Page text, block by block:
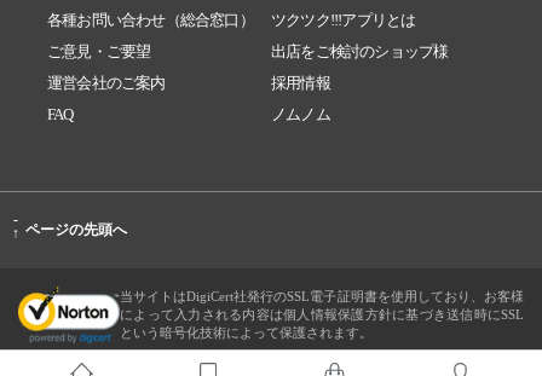
各種お問い合わせ（総合窓口）
ツクツク!!!アプリとは
ご意見・ご要望
出店をご検討のショップ様
運営会社のご案内
採用情報
FAQ
ノムノム
-
↑ ページの先頭へ
当サイトはDigiCert社発行のSSL電子証明書を使用しており、お客様
によって入力される内容は個人情報保護方針に基づき送信時にSSL
という暗号化技術によって保護されます。